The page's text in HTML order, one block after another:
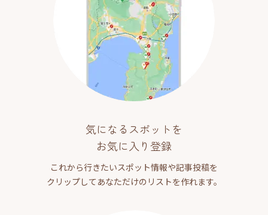
気になるスポットを
お気に入り登録
これから行きたいスポット情報や記事投稿を
クリップしてあなただけのリストを作れます。